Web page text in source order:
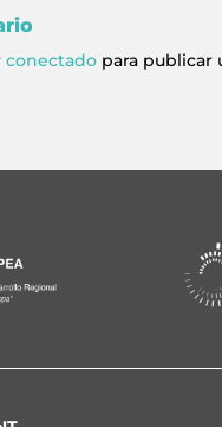
conectado para publicar